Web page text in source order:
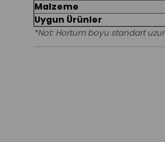
Malzeme
Uygun Ürünler
*Not: Hortum boyu standart